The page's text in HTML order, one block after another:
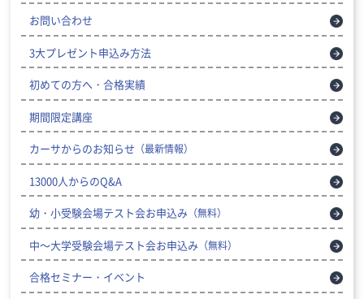
お問い合わせ
3大プレゼント申込み方法
初めての方へ・合格実績
期間限定講座
カーサからのお知らせ （最新情報）
13000人からのQ&A
幼・小受験会場テスト会お申込み （無料）
中～大学受験会場テスト会お申込み （無料）
合格セミナー・イベント